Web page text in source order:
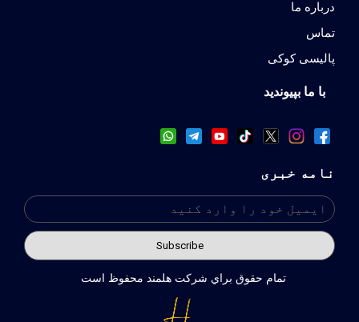
درباره ما
تماس
پالیسی کوکی
با ما بپیوندید
نامه خبری
تمام حقوق براي شركت هلمند محفوظ است